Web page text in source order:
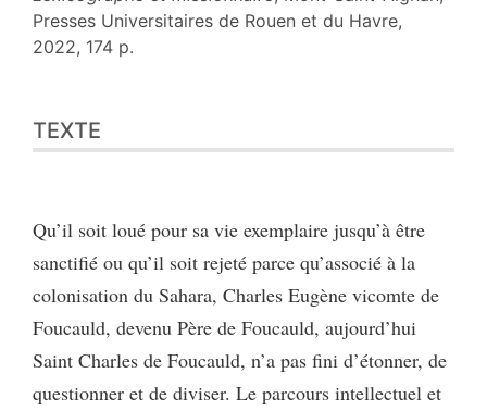
Presses Universitaires de Rouen et du Havre,
2022, 174 p.
Citer cet article
Auteur
TEXTE
Qu’il soit loué pour sa vie exemplaire jusqu’à être
sanctifié ou qu’il soit rejeté parce qu’associé à la
colonisation du Sahara, Charles Eugène vicomte de
Foucauld, devenu Père de Foucauld, aujourd’hui
Saint Charles de Foucauld, n’a pas fini d’étonner, de
questionner et de diviser. Le parcours intellectuel et